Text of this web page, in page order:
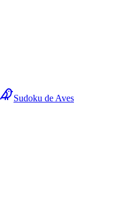
Sudoku de Aves